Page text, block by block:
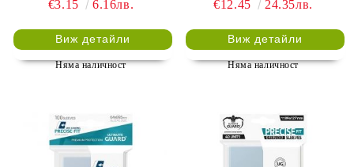
€3.15 6.16лв.
Виж детайли
Няма наличност
€12.45 24.35лв.
Виж детайли
Няма наличност